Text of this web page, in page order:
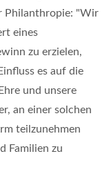
Philanthropie: "Wir
eines
zu erzielen,
es auf die
und unsere
an einer solchen
teilzunehmen
Familien zu